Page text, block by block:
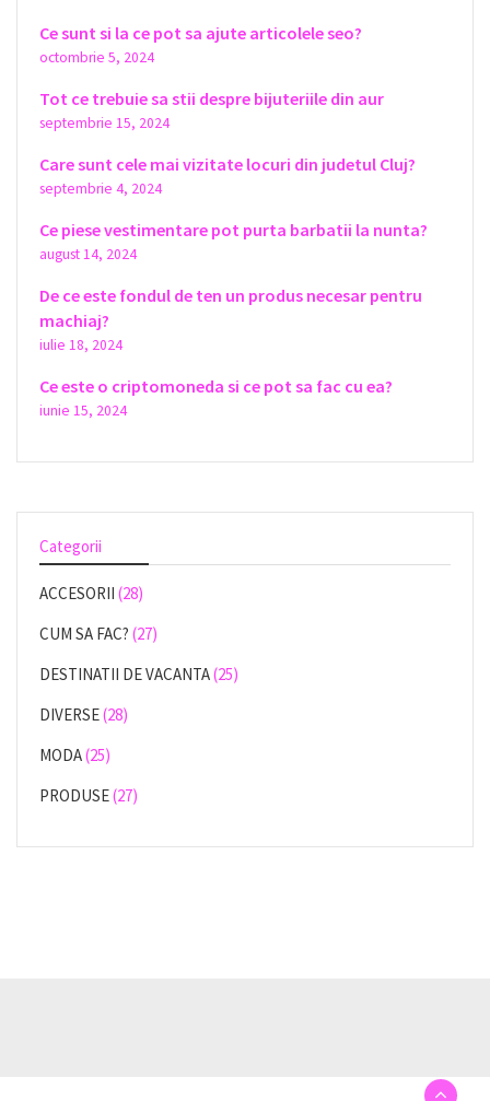
Ce sunt si la ce pot sa ajute articolele seo?
octombrie 5, 2024
Tot ce trebuie sa stii despre bijuteriile din aur
septembrie 15, 2024
Care sunt cele mai vizitate locuri din judetul Cluj?
septembrie 4, 2024
Ce piese vestimentare pot purta barbatii la nunta?
august 14, 2024
De ce este fondul de ten un produs necesar pentru
machiaj?
iulie 18, 2024
Ce este o criptomoneda si ce pot sa fac cu ea?
iunie 15, 2024
Categorii
ACCESORII (28)
CUM SA FAC? (27)
DESTINATII DE VACANTA(25)
DIVERSE(28)
MODA(25)
PRODUSE(27)